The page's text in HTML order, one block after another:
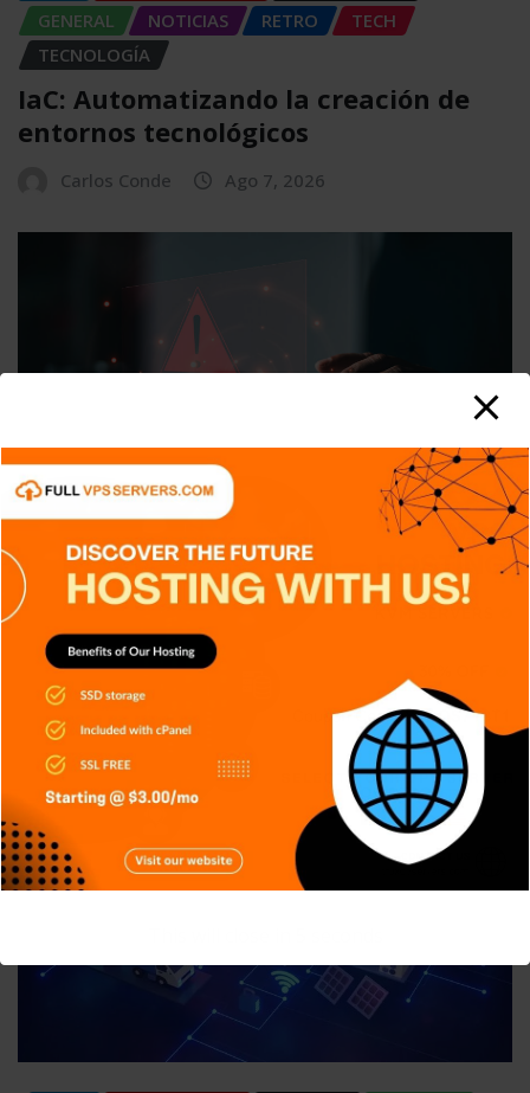
GENERAL
NOTICIAS RETRO
TECH
TECNOLOGÍA
IaC: Automatizando la creación de
entornos tecnológicos
Carlos Conde Ago 7, 2026
APPS DISPOSITIVOS GENERAL
SERIES
TECH TECNOLOGÍA
Shadow IT: El riesgo silencioso que
muchas empresas no detectan